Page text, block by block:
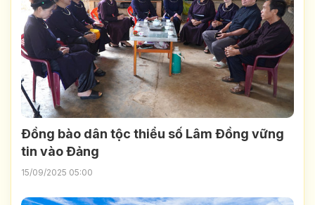
Ðồng bào dân tộc thiểu số Lâm Ðồng vững
tin vào Ðảng
15/09/2025 05:00